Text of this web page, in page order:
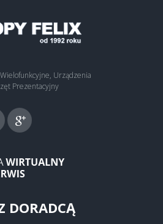
Urządzenia
Prezentacyjny
DORADCĄ